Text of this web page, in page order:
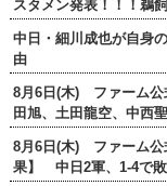
スタメン発表！！！鵜
中日・細川成也が自身
由
8月6日(木) ファーム
田旭、土田龍空、中西
8月6日(木) ファーム公
果】 中日2軍、1-4で